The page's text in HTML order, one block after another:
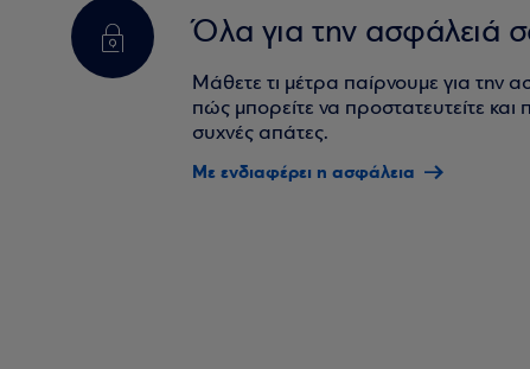
Όλα για την ασφάλειά
Μάθετε τι μέτρα παίρνουμε για την
πώς μπορείτε να προστατευτείτε και
συχνές απάτες.
Με ενδιαφέρει η ασφάλεια